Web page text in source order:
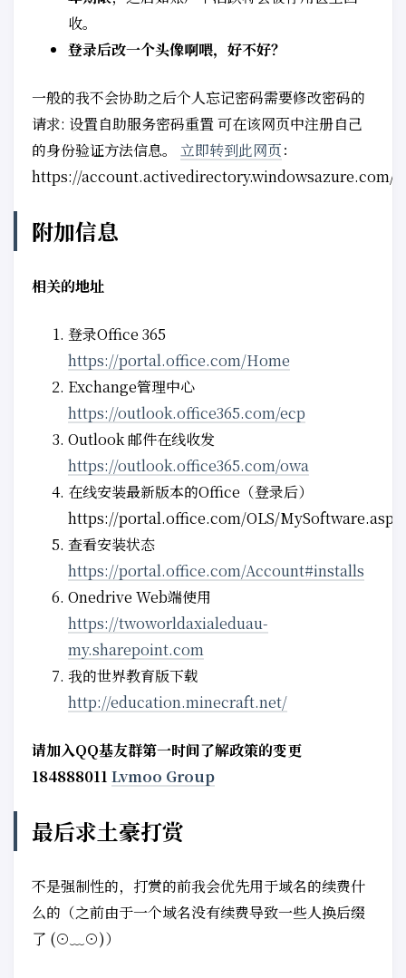
收。
登录后改一个头像啊喂，好不好？
一般的我不会协助之后个人忘记密码需要修改密码的
请求: 设置自助服务密码重置 可在该网页中注册自己
的身份验证方法信息。 立即转到此网页：
https://account.activedirectory.windowsazure.com/
附加信息
相关的地址
登录Office 365
https://portal.office.com/Home
Exchange管理中心
https://outlook.office365.com/ecp
Outlook 邮件在线收发
https://outlook.office365.com/owa
在线安装最新版本的Office（登录后）
https://portal.office.com/OLS/MySoftware.aspx
查看安装状态
https://portal.office.com/Account#installs
Onedrive Web端使用
https://twoworldaxialeduau-
my.sharepoint.com
我的世界教育版下载
http://education.minecraft.net/
请加入QQ基友群第一时间了解政策的变更
184888011 Lvmoo Group
最后求土豪打赏
不是强制性的，打赏的前我会优先用于域名的续费什
么的（之前由于一个域名没有续费导致一些人换后缀
了 (⊙﹏⊙)）